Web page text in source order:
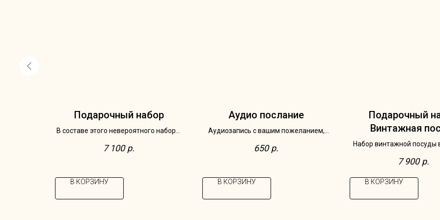
Подарочный набор
В составе этого невероятного набора:
шоколада Счастье 2 конфеты;
Германия
7 100 р.
В КОРЗИНУ
Аудио послание
Аудиозапись с вашим пожеланием,
цитатой для получателя
650 р.
В КОРЗИНУ
Подарочный
Винтажная
Набор винтажной посуды
Villeroy & Boch,
7 900 р.
В КОРЗИНУ